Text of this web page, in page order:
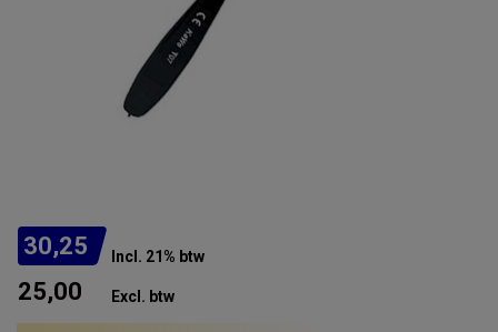
30,25 Incl. 21% btw
25,00 Excl. btw